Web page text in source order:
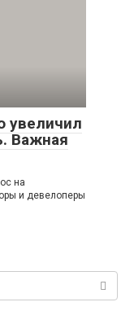
увеличил
Важная
на
и девелоперы